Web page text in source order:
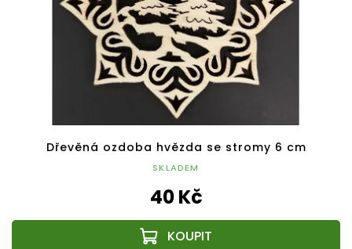
Dřevěná ozdoba hvězda se stromy 6 cm
SKLADEM
40 Kč